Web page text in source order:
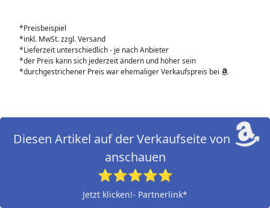
*Preisbeispiel
*inkl. MwSt. zzgl. Versand
*Lieferzeit unterschiedlich - je nach Anbieter
*der Preis kann sich jederzeit ändern und höher sein
*durchgestrichener Preis war ehemaliger Verkaufspreis bei
Diesen Artikel auf der Verkaufseite von
anschauen
⭐⭐⭐⭐⭐
Jetzt klicken!- Partnerlink*